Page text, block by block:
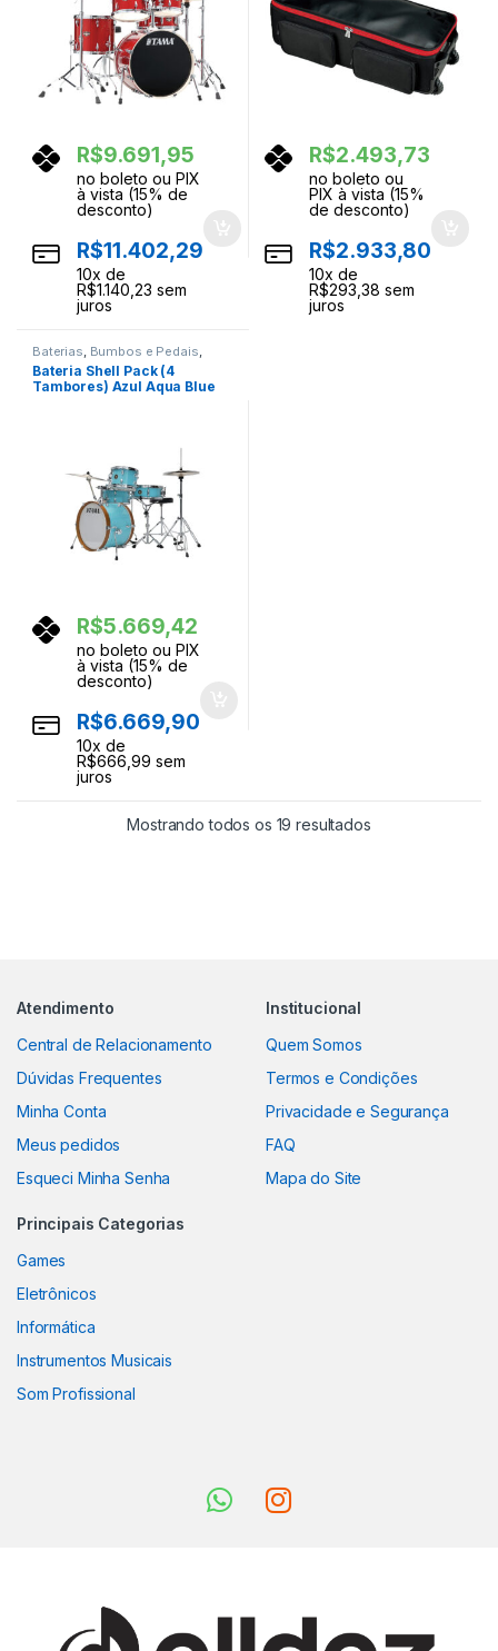
R$9.691,95
no boleto ou PIX
à vista (15% de
desconto)
R$11.402,29
10x de
R$1.140,23 sem
juros
R$2.493,73
no boleto ou
PIX à vista (15%
de desconto)
R$2.933,80
10x de
R$293,38 sem
juros
Baterias Bumbos e Pedais
Ferragens, Instrumentos
Musicais,Percussao
Bateria Shell Pack (4
Tambores) Azul Aqua Blue
R$5.669,42
no boleto ou PIX
à vista (15% de
desconto)
R$6.669,90
10x de
R$666,99 sem
juros
Mostrando todos os 19 resultadosClassificado por
Atendimento
Central de Relacionamento
Dúvidas Frequentes
Minha Conta
Meus pedidos
Esqueci Minha Senha
Institucional
Quem Somos
Termos e Condições
Privacidade e Segurança
FAQ
Mapa do Site
Principais Categorias
Games
Eletrônicos
Informática
Instrumentos Musicais
Som Profissional